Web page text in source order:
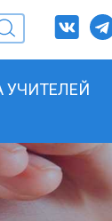
УЧИТЕЛЕЙ